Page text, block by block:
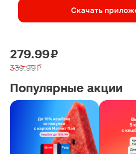
Скачать
279.99 ₽
339.99 ₽
Популярные акции